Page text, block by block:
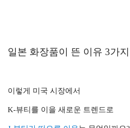
일본 화장품이 뜬 이유 3가지
이렇게 미국 시장에서
K-뷰티를 이을 새로운 트렌드로